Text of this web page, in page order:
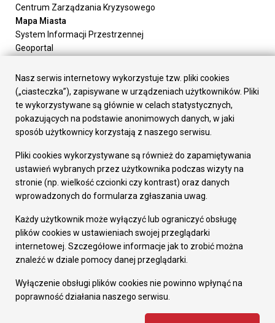
Centrum Zarządzania Kryzysowego
Mapa Miasta
System Informacji Przestrzennej
Geoportal
Załatw sprawę
Prezydent Miasta
Rada Miasta
Wydziały
Elektroniczna Skrzynka Podawcza
Gospodarka
Fundusze europejskie
Środki krajowe
Oferty inwestycyjne
Pozostałe
Deklaracja dostępności
Dane osobowe
Dodaj opinię o witrynie
Nasz serwis internetowy wykorzystuje tzw. pliki cookies
(„ciasteczka”), zapisywane w urządzeniach użytkowników. Pliki
te wykorzystywane są głównie w celach statystycznych,
pokazujących na podstawie anonimowych danych, w jaki
sposób użytkownicy korzystają z naszego serwisu.
Pliki cookies wykorzystywane są również do zapamiętywania
ustawień wybranych przez użytkownika podczas wizyty na
stronie (np. wielkość czcionki czy kontrast) oraz danych
wprowadzonych do formularza zgłaszania uwag.
Każdy użytkownik może wyłączyć lub ograniczyć obsługę
plików cookies w ustawieniach swojej przeglądarki
internetowej. Szczegółowe informacje jak to zrobić można
znaleźć w dziale pomocy danej przeglądarki.
Wyłączenie obsługi plików cookies nie powinno wpłynąć na
poprawność działania naszego serwisu.